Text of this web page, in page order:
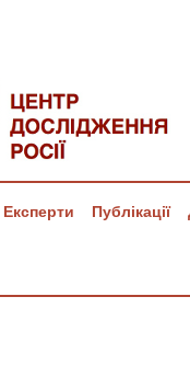
Експерти Публікації